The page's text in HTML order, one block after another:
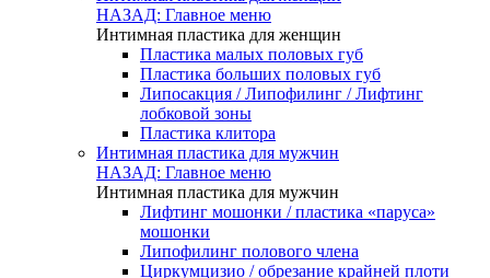
НАЗАД: Главное меню
Интимная пластика для женщин
Пластика малых половых губ
Пластика больших половых губ
Липосакция / Липофилинг / Лифтинг
лобковой зоны
Пластика клитора
Интимная пластика для мужчин
НАЗАД: Главное меню
Интимная пластика для мужчин
Лифтинг мошонки / пластика «паруса»
мошонки
Липофилинг полового члена
Циркумцизио / обрезание крайней плоти